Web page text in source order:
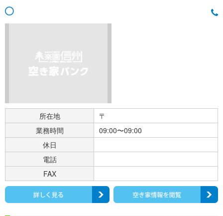
所在地
〒
業務時間
09:00〜09:00
休日
電話
FAX